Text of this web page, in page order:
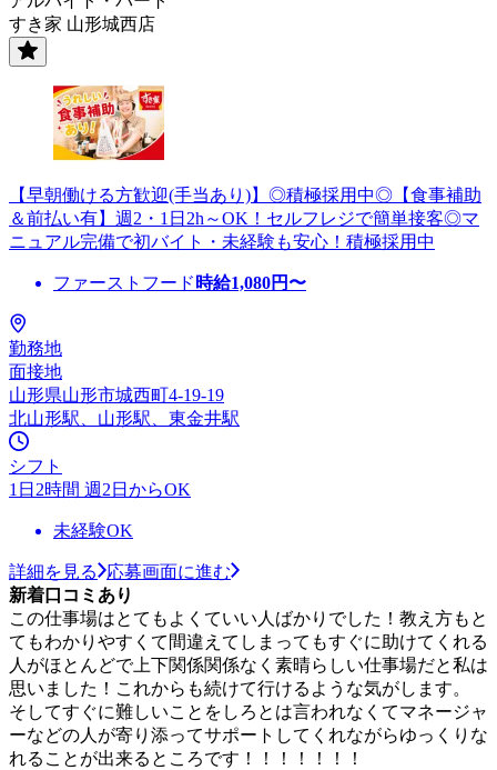
すき家 山形城西店
【早朝働ける方歓迎(手当あり)】◎積極採用中◎【食事補助
＆前払い有】週2・1日2h～OK！セルフレジで簡単接客◎マ
ニュアル完備で初バイト・未経験も安心！積極採用中
ファーストフード 時給1,080円〜
勤務地
面接地
山形県山形市城西町4-19-19
北山形駅、山形駅、東金井駅
シフト
1日2時間 週2日からOK
未経験OK
詳細を見る
応募画面に進む
新着口コミあり
この仕事場はとてもよくていい人ばかりでした！教え方もと
てもわかりやすくて間違えてしまってもすぐに助けてくれる
人がほとんどで上下関係関係なく素晴らしい仕事場だと私は
思いました！これからも続けて行けるような気がします。
そしてすぐに難しいことをしろとは言われなくてマネージャ
ーなどの人が寄り添ってサポートしてくれながらゆっくりな
れることが出来るところです！！！！！！！